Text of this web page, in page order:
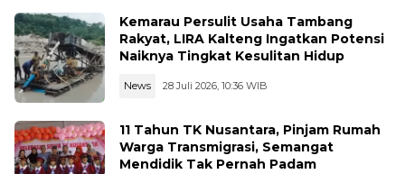
Kemarau Persulit Usaha Tambang
Rakyat, LIRA Kalteng Ingatkan Potensi
Naiknya Tingkat Kesulitan Hidup
News 28 Juli 2026, 10:36 WIB
11 Tahun TK Nusantara, Pinjam Rumah
Warga Transmigrasi, Semangat
Mendidik Tak Pernah Padam